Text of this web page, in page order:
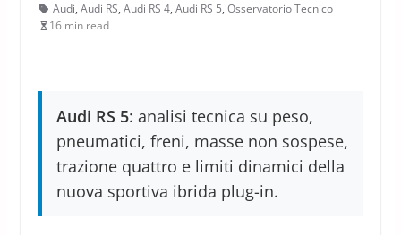
Audi, Audi RS, Audi RS 4, Audi RS 5, Osservatorio Tecnico
16 min read
Audi RS 5: analisi tecnica su peso,
pneumatici, freni, masse non sospese,
trazione quattro e limiti dinamici della
nuova sportiva ibrida plug-in.